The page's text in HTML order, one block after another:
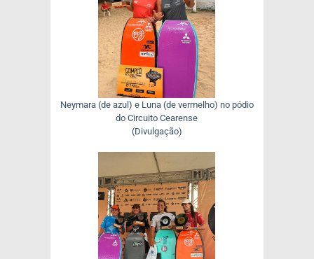
Neymara (de azul) e Luna (de vermelho) no pódio
do Circuito Cearense
(Divulgação)